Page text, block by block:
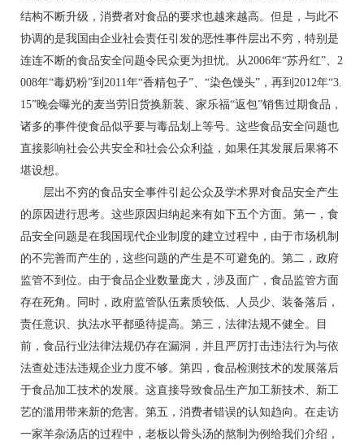
结构不断升级，消费者对食品的要求也越来越高。但是，与此不
协调的是我国由企业社会责任引发的恶性事件层出不穷，特别是
连连不断的食品安全问题令民众更为担忧。从2006年“苏丹红”、2
008年“毒奶粉”到2011年“香精包子”、“染色馒头”，再到2012年“3.
15”晚会曝光的麦当劳旧货换新装、家乐福“返包”销售过期食品，
诸多的事件使食品似乎要与毒品划上等号。这些食品安全问题也
直接影响社会公共安全和社会公众利益，如果任其发展后果将不
堪设想。
层出不穷的食品安全事件引起公众及学术界对食品安全产生
的原因进行思考。这些原因归纳起来有如下五个方面。第一，食
品安全问题是在我国现代企业制度的建立过程中，由于市场机制
的不完善而产生的，这些问题的产生是不可避免的。第二，政府
监管不到位。由于食品企业数量庞大，涉及面广，食品监管方面
存在死角。同时，政府监管队伍素质较低、人员少、装备落后，
责任意识、执法水平都亟待提高。第三，法律法规不健全。目
前，食品行业法律法规仍存在漏洞，并且严厉打击违法行为与依
法查处违法违规企业力度不够。第四，食品检测技术的发展落后
于食品加工技术的发展。这直接导致食品生产加工新技术、新工
艺的滥用带来新的危害。第五，消费者错误的认知趋向。在走访
一家羊杂汤店的过程中，老板以骨头汤的熬制为例给我们介绍，